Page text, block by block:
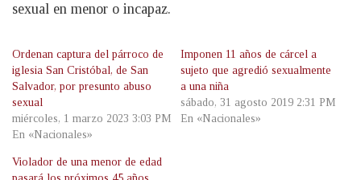
sexual en menor o incapaz.
Ordenan captura del párroco de
iglesia San Cristóbal, de San
Salvador, por presunto abuso
sexual
miércoles, 1 marzo 2023 3:03 PM
En «Nacionales»
Imponen 11 años de cárcel a
sujeto que agredió sexualmente
a una niña
sábado, 31 agosto 2019 2:31 PM
En «Nacionales»
Violador de una menor de edad